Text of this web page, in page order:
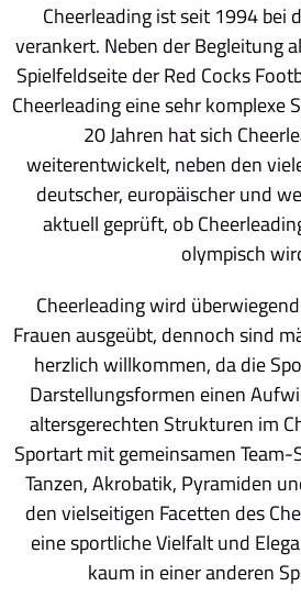
Cheerleading ist seit 1994 bei
verankert. Neben der Begleitung
Spielfeldseite der Red Cocks
Cheerleading eine sehr komplexe
20 Jahren hat sich
weiterentwickelt, neben den
deutscher, europäischer und
aktuell geprüft, ob
olympisch
Cheerleading wird
Frauen ausgeübt, dennoch sind
herzlich willkommen, da die
Darstellungsformen einen
altersgerechten Strukturen im
Sportart mit gemeinsamen
Tanzen, Akrobatik, Pyramiden
den vielseitigen Facetten des
eine sportliche Vielfalt und
kaum in einer anderen